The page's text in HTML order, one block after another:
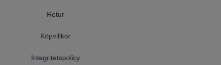
Retur
Köpvillkor
Integritetspolicy